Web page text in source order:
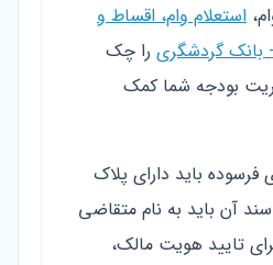
استعلام وام، اقساط و
بانک گردشگری را چک
بودجه شما کمک
باید دارای پلاک
آن باید به نام متقاضی
تایید هویت مالک،